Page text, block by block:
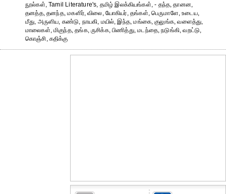
நூல்கள், Tamil Literature's, தமிழ் இலக்கியங்கள், - தந்த, தானன,
தனத்த, தனந்த, மகளிர், விலை, யோகியர், தங்கள், பெருமாளே, உடைய,
மீது, அருளிய, கண்டு, நாயகி, மயில், இந்த, மங்கை, குலுங்க, வளைத்து,
மாலைகள், மிகுந்த, தங்க, ருசிக்க, பிணித்து, மடந்தை, நடுங்கி, வறட்டு,
கொஞ்சி, கதிக்கு